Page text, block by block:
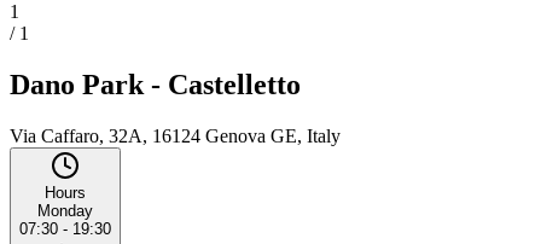
1
/ 1
Dano Park - Castelletto
Via Caffaro, 32A, 16124 Genova GE, Italy
Hours
Monday
07:30 - 19:30